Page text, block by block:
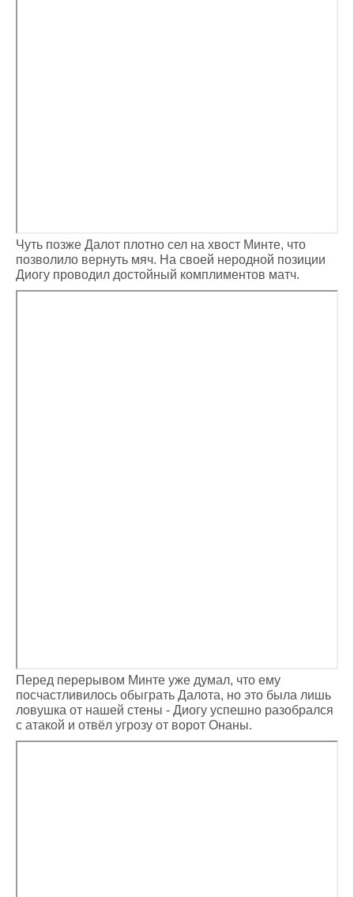
Чуть позже Далот плотно сел на хвост Минте, что
позволило вернуть мяч. На своей неродной позиции
Диогу проводил достойный комплиментов матч.
Перед перерывом Минте уже думал, что ему
посчастливилось обыграть Далота, но это была лишь
ловушка от нашей стены - Диогу успешно разобрался
с атакой и отвёл угрозу от ворот Онаны.